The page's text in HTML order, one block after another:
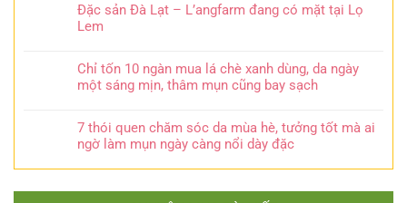
Đặc sản Đà Lạt – L’angfarm đang có mặt tại Lọ
Lem
Chỉ tốn 10 ngàn mua lá chè xanh dùng, da ngày
một sáng mịn, thâm mụn cũng bay sạch
7 thói quen chăm sóc da mùa hè, tưởng tốt mà ai
ngờ làm mụn ngày càng nổi dày đặc